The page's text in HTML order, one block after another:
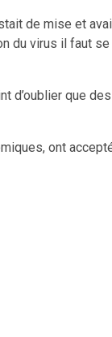
de mise et
du virus il faut
d’oublier que
ont